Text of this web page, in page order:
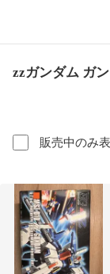
zzガンダム ガ
販売中のみ